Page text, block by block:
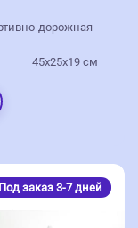
дорожная
45х25х19 см
Под заказ 3-7 дней